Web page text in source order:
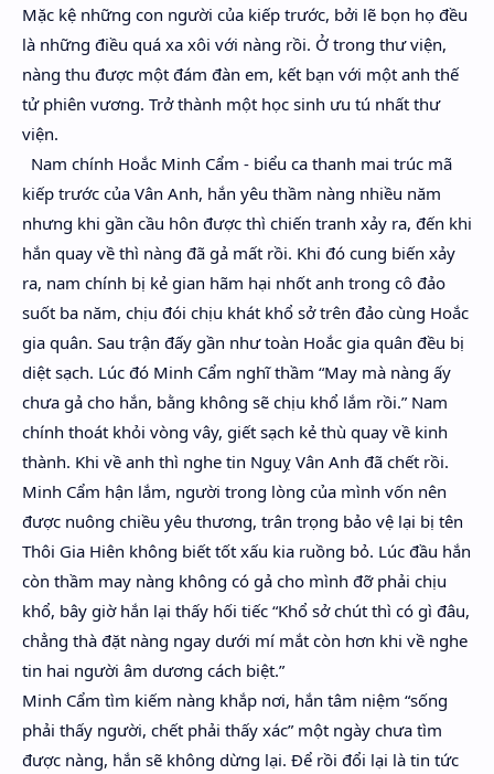
Mặc kệ những con người của kiếp trước, bởi lẽ bọn họ đều
là những điều quá xa xôi với nàng rồi. Ở trong thư viện,
nàng thu được một đám đàn em, kết bạn với một anh thế
tử phiên vương. Trở thành một học sinh ưu tú nhất thư
viện.
Nam chính Hoắc Minh Cẩm - biểu ca thanh mai trúc mã
kiếp trước của Vân Anh, hắn yêu thầm nàng nhiều năm
nhưng khi gần cầu hôn được thì chiến tranh xảy ra, đến khi
hắn quay về thì nàng đã gả mất rồi. Khi đó cung biến xảy
ra, nam chính bị kẻ gian hãm hại nhốt anh trong cô đảo
suốt ba năm, chịu đói chịu khát khổ sở trên đảo cùng Hoắc
gia quân. Sau trận đấy gần như toàn Hoắc gia quân đều bị
diệt sạch. Lúc đó Minh Cẩm nghĩ thầm “May mà nàng ấy
chưa gả cho hắn, bằng không sẽ chịu khổ lắm rồi.” Nam
chính thoát khỏi vòng vây, giết sạch kẻ thù quay về kinh
thành. Khi về anh thì nghe tin Nguỵ Vân Anh đã chết rồi.
Minh Cẩm hận lắm, người trong lòng của mình vốn nên
được nuông chiều yêu thương, trân trọng bảo vệ lại bị tên
Thôi Gia Hiên không biết tốt xấu kia ruồng bỏ. Lúc đầu hắn
còn thầm may nàng không có gả cho mình đỡ phải chịu
khổ, bây giờ hắn lại thấy hối tiếc “Khổ sở chút thì có gì đâu,
chẳng thà đặt nàng ngay dưới mí mắt còn hơn khi về nghe
tin hai người âm dương cách biệt.”
Minh Cẩm tìm kiếm nàng khắp nơi, hắn tâm niệm “sống
phải thấy người, chết phải thấy xác” một ngày chưa tìm
được nàng, hắn sẽ không dừng lại. Để rồi đổi lại là tin tức